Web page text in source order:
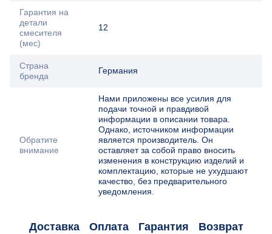
Гарантия на
детали
смесителя
(мес)
12
Страна
бренда
Германия
Обратите
внимание
Нами приложены все усилия для
подачи точной и правдивой
информации в описании товара.
Однако, источником информации
является производитель. Он
оставляет за собой право вносить
изменения в конструкцию изделий и
комплектацию, которые не ухудшают
качество, без предварительного
уведомления.
Доставка Оплата Гарантия Возврат